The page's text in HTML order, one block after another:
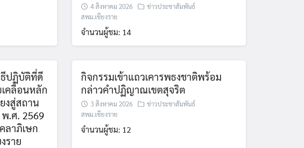
4 สิงหาคม 2026
ข่าวประชาสัมพันธ์
สพม.เชียงราย
จำนวนผู้ชม: 14
ธีปฏิบัติที่ดี
คลื่อนหลัก
งสู่สถาน
.ศ. 2569
ลาภิเษก
ราย
กิจกรรมเข้าแถวเคารพธงชาติพร้อม
กล่าวคำปฏิญาณเขตสุจริต
3 สิงหาคม 2026
ข่าวประชาสัมพันธ์
สพม.เชียงราย
จำนวนผู้ชม: 12